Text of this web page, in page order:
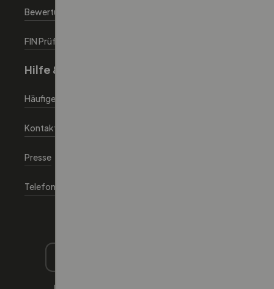
Bewertungstool
FIN Prüfen tool
Hilfe & Information
Häufige Fragen
Kontaktiere uns
Presse
Telefon: +43 720 881186